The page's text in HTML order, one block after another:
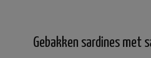
Gebakken sardines met